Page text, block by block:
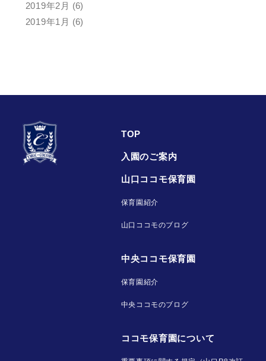
2019年2月 (6)
2019年1月 (6)
TOP
入園のご案内
山口ココモ保育園
保育園紹介
山口ココモのブログ
中央ココモ保育園
保育園紹介
中央ココモのブログ
ココモ保育園について